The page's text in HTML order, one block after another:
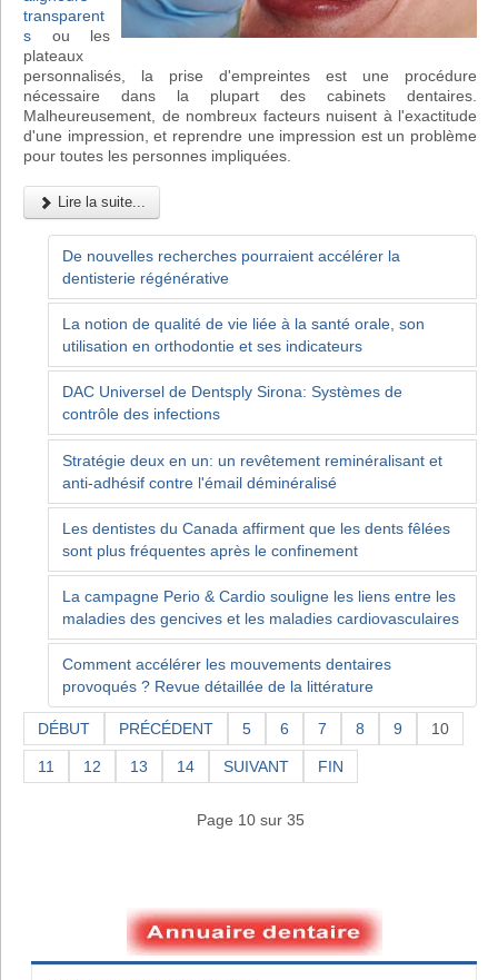
transparent
s ou les
plateaux
personnalisés, la prise d'empreintes est une procédure
nécessaire dans la plupart des cabinets dentaires.
Malheureusement, de nombreux facteurs nuisent à l'exactitude
d'une impression, et reprendre une impression est un problème
pour toutes les personnes impliquées.
Lire la suite...
De nouvelles recherches pourraient accélérer la
dentisterie régénérative
La notion de qualité de vie liée à la santé orale, son
utilisation en orthodontie et ses indicateurs
DAC Universel de Dentsply Sirona: Systèmes de
contrôle des infections
Stratégie deux en un: un revêtement reminéralisant et
anti-adhésif contre l'émail déminéralisé
Les dentistes du Canada affirment que les dents fêlées
sont plus fréquentes après le confinement
La campagne Perio & Cardio souligne les liens entre les
maladies des gencives et les maladies cardiovasculaires
Comment accélérer les mouvements dentaires
provoqués ? Revue détaillée de la littérature
DÉBUT PRÉCÉDENT 5 6 7 8 9 10
11 12 13 14 SUIVANT FIN
Page 10 sur 35